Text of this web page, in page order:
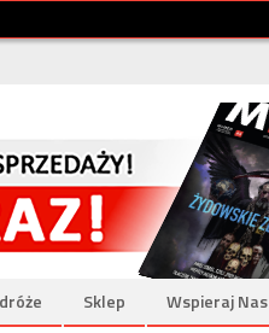
Sklep Wspieraj Nas